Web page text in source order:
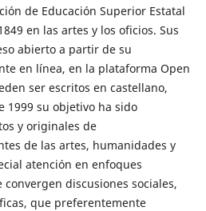
de Educación Superior Estatal
en las artes y los oficios. Sus
abierto a partir de su
en línea, en la plataforma Open
ser escritos en castellano,
1999 su objetivo ha sido
y originales de
de las artes, humanidades y
atención en enfoques
discusiones sociales,
que preferentemente